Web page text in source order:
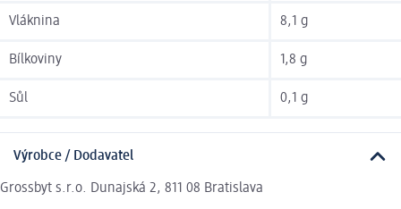
Vláknina 8,1 g
Bílkoviny 1,8 g
Sůl 0,1 g
Výrobce / Dodavatel
Grossbyt s.r.o. Dunajská 2, 811 08 Bratislava